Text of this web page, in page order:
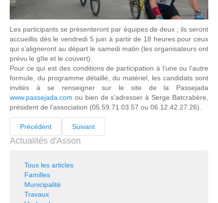
Les participants se présenteront par équipes de deux ; ils seront
accueillis dès le vendredi 5 juin à partir de 18 heures pour ceux
qui s’aligneront au départ le samedi matin (les organisateurs ont
prévu le gîte et le couvert).
Pour ce qui est des conditions de participation à l’une ou l’autre
formule, du programme détaillé, du matériel, les candidats sont
invités à se renseigner sur le site de la Passejada
www.passejada.com ou bien de s’adresser à Serge Batcrabère,
président de l’association (05.59.71.03.57 ou 06.12.42.27.26).
Précédent Suivant
Actualités d'Asson
Tous les articles
Familles
Municipalité
Travaux